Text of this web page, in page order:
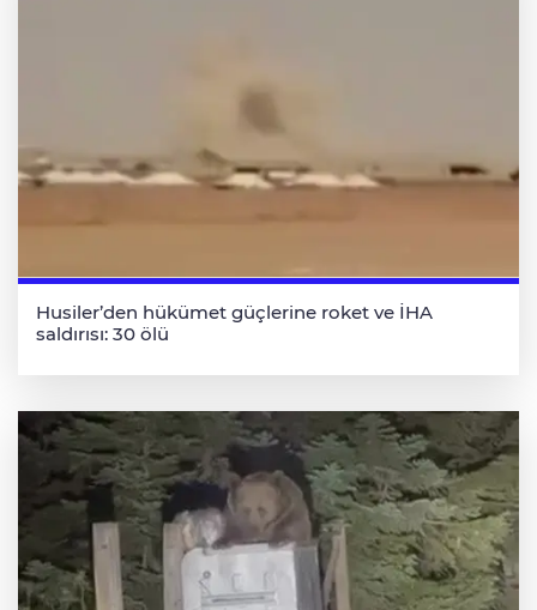
Husiler’den hükümet güçlerine roket ve İHA
saldırısı: 30 ölü